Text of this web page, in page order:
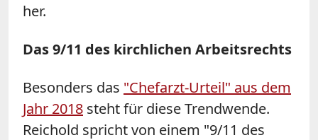
her.
Das 9/11 des kirchlichen Arbeitsrechts
Besonders das "Chefarzt-Urteil" aus dem
Jahr 2018 steht für diese Trendwende.
Reichold spricht von einem "9/11 des